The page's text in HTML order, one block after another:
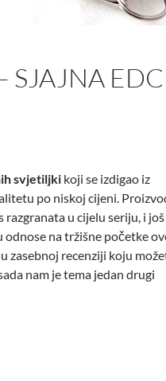
SJAJNA EDC
svjetiljki koji se izdigao iz
po niskoj cijeni.
u cijelu seriju, i
na tržišne početke
zasebnoj recenziji koju
nam je tema jedan drugi
svjetiljka